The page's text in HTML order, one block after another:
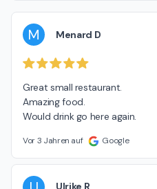
M Menard D
Great small restaurant.
Amazing food.
Would drink go here again.
Vor 3 Jahren auf Google
Ulrike R